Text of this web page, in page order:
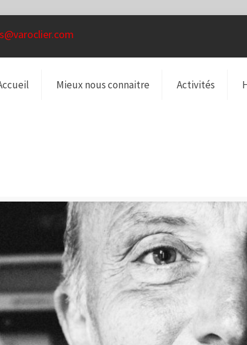
Mieux nous connaitre Activités